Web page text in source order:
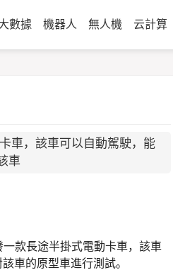
數據 機器人 無人機 云計算
車，該車可以自動駕駛，能
車
款長途半掛式電動卡車，該車
車的原型車進行測試。